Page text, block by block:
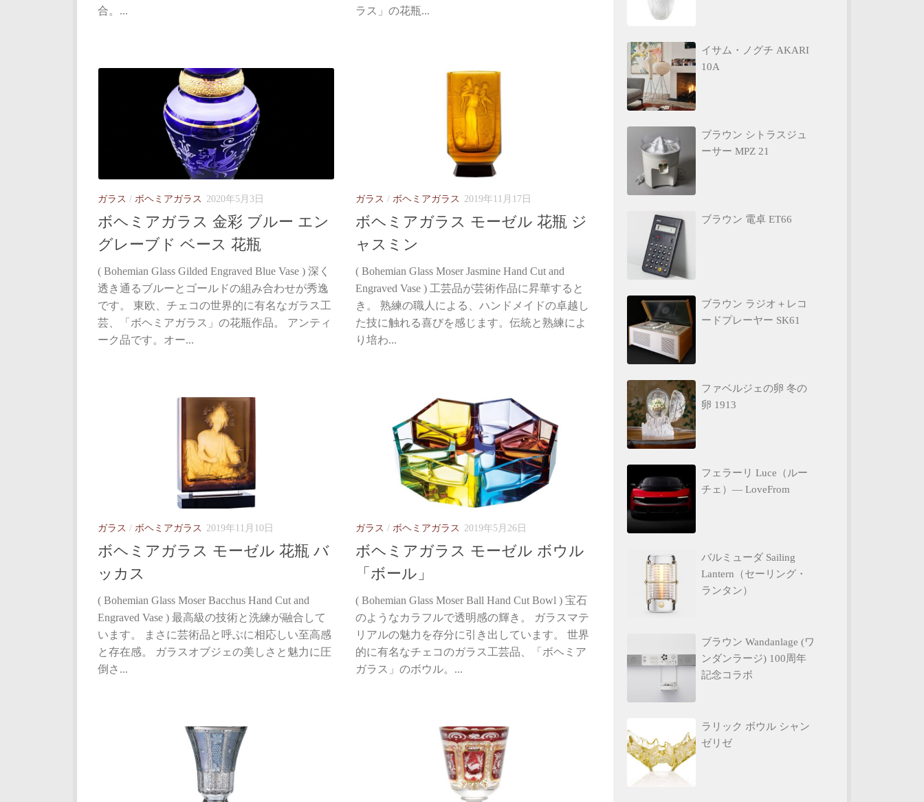
合。...
ラス」の花瓶...
ガラス / ボヘミアガラス 2020年5月3日
ボヘミアガラス 金彩 ブルー エン
グレーブド ベース 花瓶
( Bohemian Glass Gilded Engraved Blue Vase ) 深く
透き通るブルーとゴールドの組み合わせが秀逸
です。 東欧、チェコの世界的に有名なガラス工
芸、「ボヘミアガラス」の花瓶作品。 アンティ
ーク品です。オー...
ガラス / ボヘミアガラス 2019年11月17日
ボヘミアガラス モーゼル 花瓶 ジ
ャスミン
( Bohemian Glass Moser Jasmine Hand Cut and
Engraved Vase ) 工芸品が芸術作品に昇華すると
き。 熟練の職人による、ハンドメイドの卓越し
た技に触れる喜びを感じます。伝統と熟練によ
り培わ...
ガラス / ボヘミアガラス 2019年11月10日
ボヘミアガラス モーゼル 花瓶 バ
ッカス
( Bohemian Glass Moser Bacchus Hand Cut and
Engraved Vase ) 最高級の技術と洗練が融合して
います。 まさに芸術品と呼ぶに相応しい至高感
と存在感。 ガラスオブジェの美しさと魅力に圧
倒さ...
ガラス / ボヘミアガラス 2019年5月26日
ボヘミアガラス モーゼル ボウル
「ボール」
( Bohemian Glass Moser Ball Hand Cut Bowl ) 宝石
のようなカラフルで透明感の輝き。 ガラスマテ
リアルの魅力を存分に引き出しています。 世界
的に有名なチェコのガラス工芸品、「ボヘミア
ガラス」のボウル。...
イサム・ノグチ AKARI
10A
ブラウン シトラスジュ
ーサー MPZ 21
ブラウン 電卓 ET66
ブラウン ラジオ＋レコ
ードプレーヤー SK61
ファベルジェの卵 冬の
卵 1913
フェラーリ Luce（ルー
チェ）— LoveFrom
バルミューダ Sailing
Lantern（セーリング・
ランタン）
ブラウン Wandanlage (ワ
ンダンラージ) 100周年
記念コラボ
ラリック ボウル シャン
ゼリゼ